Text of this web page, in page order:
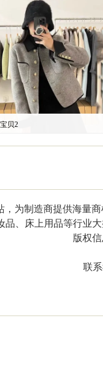
贝2
，为制造商提供海量
品、床上用品等行业
版权信
联